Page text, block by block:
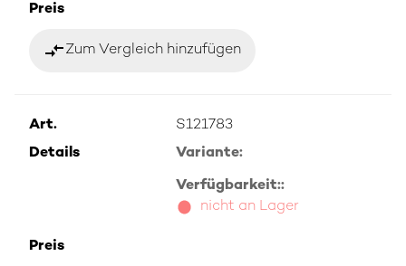
Preis
compare_arrowsZum Vergleich hinzufügen
Art.
S121783
Details
Variante:
Verfügbarkeit::
nicht an Lager
Preis